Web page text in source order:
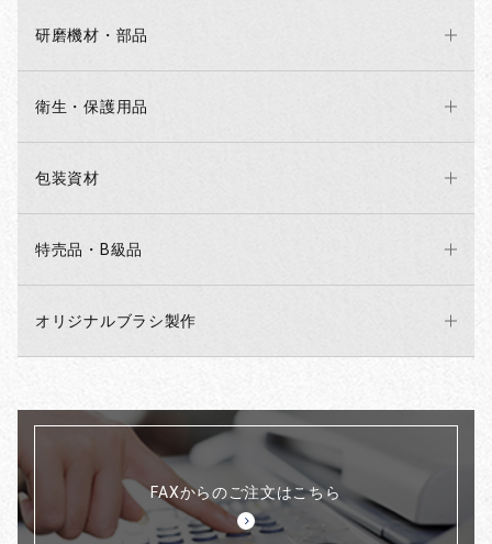
研磨機材・部品
衛生・保護用品
包装資材
特売品・B級品
オリジナルブラシ製作
FAXからのご注文はこちら